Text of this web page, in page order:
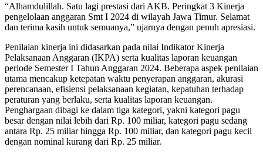
“Alhamdulillah. Satu lagi prestasi dari AKB. Peringkat 3 Kinerja
pengelolaan anggaran Smt I 2024 di wilayah Jawa Timur. Selamat
dan terima kasih untuk semuanya,” ujarnya dengan penuh apresiasi.
Penilaian kinerja ini didasarkan pada nilai Indikator Kinerja
Pelaksanaan Anggaran (IKPA) serta kualitas laporan keuangan
periode Semester I Tahun Anggaran 2024. Beberapa aspek penilaian
utama mencakup ketepatan waktu penyerapan anggaran, akurasi
perencanaan, efisiensi pelaksanaan kegiatan, kepatuhan terhadap
peraturan yang berlaku, serta kualitas laporan keuangan.
Penghargaan dibagi ke dalam tiga kategori, yakni kategori pagu
besar dengan nilai lebih dari Rp. 100 miliar, kategori pagu sedang
antara Rp. 25 miliar hingga Rp. 100 miliar, dan kategori pagu kecil
dengan nominal kurang dari Rp. 25 miliar.